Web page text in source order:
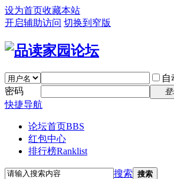
设为首页收藏本站
开启辅助访问 切换到窄版
自
密码
登
快捷导航
论坛首页BBS
红包中心
排行榜Ranklist
搜索 搜索